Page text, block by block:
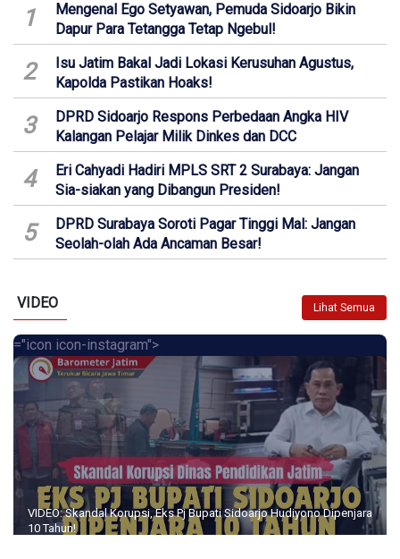
1
Mengenal Ego Setyawan, Pemuda Sidoarjo Bikin
Dapur Para Tetangga Tetap Ngebul!
2
Isu Jatim Bakal Jadi Lokasi Kerusuhan Agustus,
Kapolda Pastikan Hoaks!
3
DPRD Sidoarjo Respons Perbedaan Angka HIV
Kalangan Pelajar Milik Dinkes dan DCC
4
Eri Cahyadi Hadiri MPLS SRT 2 Surabaya: Jangan
Sia-siakan yang Dibangun Presiden!
5
DPRD Surabaya Soroti Pagar Tinggi Mal: Jangan
Seolah-olah Ada Ancaman Besar!
VIDEO Lihat Semua
="icon icon-instagram">
VIDEO: Skandal Korupsi, Eks Pj Bupati Sidoarjo Hudiyono Dipenjara
10 Tahun!